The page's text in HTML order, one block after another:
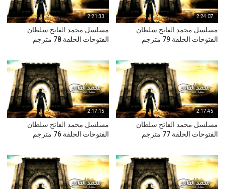
2:24:07
مسلسل محمد الفاتح سلطان
الفتوحات الحلقة 79 مترجم
2:21:33
مسلسل محمد الفاتح سلطان
الفتوحات الحلقة 78 مترجم
2:17:45
مسلسل محمد الفاتح سلطان
الفتوحات الحلقة 77 مترجم
2:17:15
مسلسل محمد الفاتح سلطان
الفتوحات الحلقة 76 مترجم